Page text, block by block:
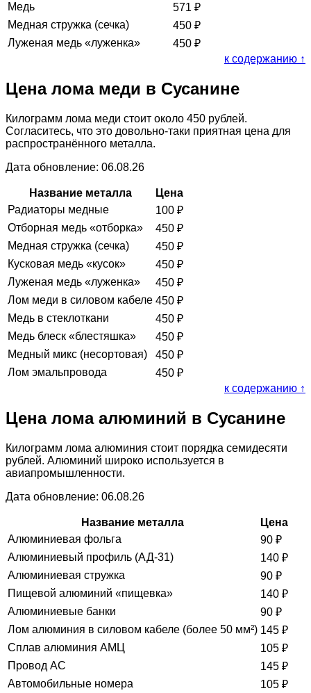
Медь
571 ₽
Медная стружка (сечка)
450 ₽
Луженая медь «луженка»
450 ₽
к содержанию ↑
Цена лома меди в Сусанине
Килограмм лома меди стоит около 450 рублей.
Согласитесь, что это довольно-таки приятная цена для
распространённого металла.
Дата обновление: 06.08.26
Название металла
Цена
Радиаторы медные
100 ₽
Отборная медь «отборка»
450 ₽
Медная стружка (сечка)
450 ₽
Кусковая медь «кусок»
450 ₽
Луженая медь «луженка»
450 ₽
Лом меди в силовом кабеле 450 ₽
Медь в стеклоткани
450 ₽
Медь блеск «блестяшка»
450 ₽
Медный микс (несортовая)
450 ₽
Лом эмальпровода
450 ₽
к содержанию ↑
Цена лома алюминий в Сусанине
Килограмм лома алюминия стоит порядка семидесяти
рублей. Алюминий широко используется в
авиапромышленности.
Дата обновление: 06.08.26
Название металла
Цена
Алюминиевая фольга
90 ₽
Алюминиевый профиль (АД-31)
140 ₽
Алюминиевая стружка
90 ₽
Пищевой алюминий «пищевка»
140 ₽
Алюминиевые банки
90 ₽
Лом алюминия в силовом кабеле (более 50 мм²) 145 ₽
Сплав алюминия АМЦ
105 ₽
Провод АС
145 ₽
Автомобильные номера
105 ₽